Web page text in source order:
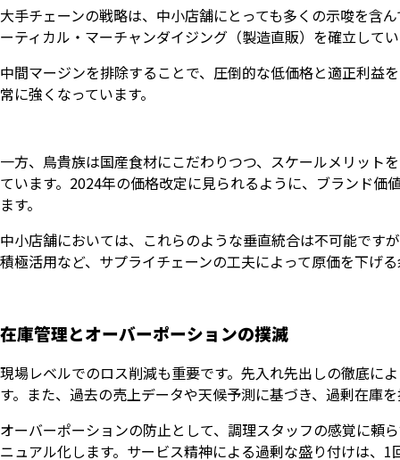
大手チェーンの戦略は、中小店舗にとっても多くの示唆を含
ーティカル・マーチャンダイジング（製造直販）を確立して
中間マージンを排除することで、圧倒的な低価格と適正利益
常に強くなっています。
一方、鳥貴族は国産食材にこだわりつつ、スケールメリット
ています。2024年の価格改定に見られるように、ブランド
ます。
中小店舗においては、これらのような垂直統合は不可能です
積極活用など、サプライチェーンの工夫によって原価を下げ
在庫管理とオーバーポーションの撲滅
現場レベルでのロス削減も重要です。先入れ先出しの徹底に
す。また、過去の売上データや天候予測に基づき、過剰在庫
オーバーポーションの防止として、調理スタッフの感覚に頼
ニュアル化します。サービス精神による過剰な盛り付けは、